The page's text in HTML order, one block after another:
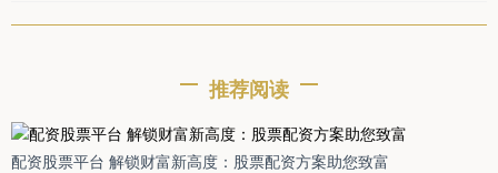
推荐阅读
配资股票平台 解锁财富新高度：股票配资方案助您致富